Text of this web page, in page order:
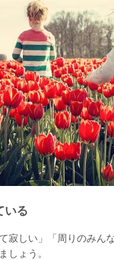
いる
寂しい」「周りのみん
しょう。